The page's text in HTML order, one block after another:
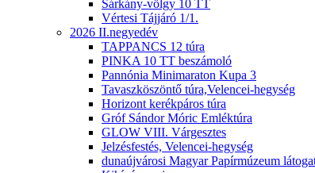
Sárkány-völgy 10 TT
Vértesi Tájjáró 1/1.
2026 II.negyedév
TAPPANCS 12 túra
PINKA 10 TT beszámoló
Pannónia Minimaraton Kupa 3
Tavaszköszöntő túra,Velencei-hegység
Horizont kerékpáros túra
Gróf Sándor Móric Emléktúra
GLOW VIII. Várgesztes
Jelzésfestés, Velencei-hegység
dunaújvárosi Magyar Papírmúzeum